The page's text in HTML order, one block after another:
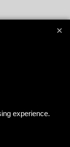
experience.